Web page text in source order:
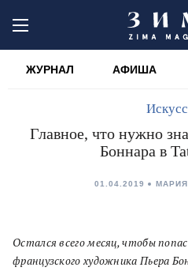
ЖУРНАЛ АФИША
Главное, что нужно
Боннара в
01.04.2019
Остался всего месяц, чтобы
французского художника Пьера